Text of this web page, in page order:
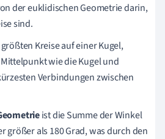
der euklidischen Geometrie darin,
sind.
Kreise auf einer Kugel,
wie die Kugel und
Verbindungen zwischen
ist die Summe der Winkel
größer als 180 Grad, was durch den